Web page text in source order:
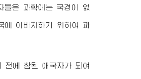
들은 과학에는 국경이 없
에 이바지하기 위하여 과
전에 참된 애국자가 되여